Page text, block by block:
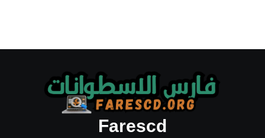
Farescd